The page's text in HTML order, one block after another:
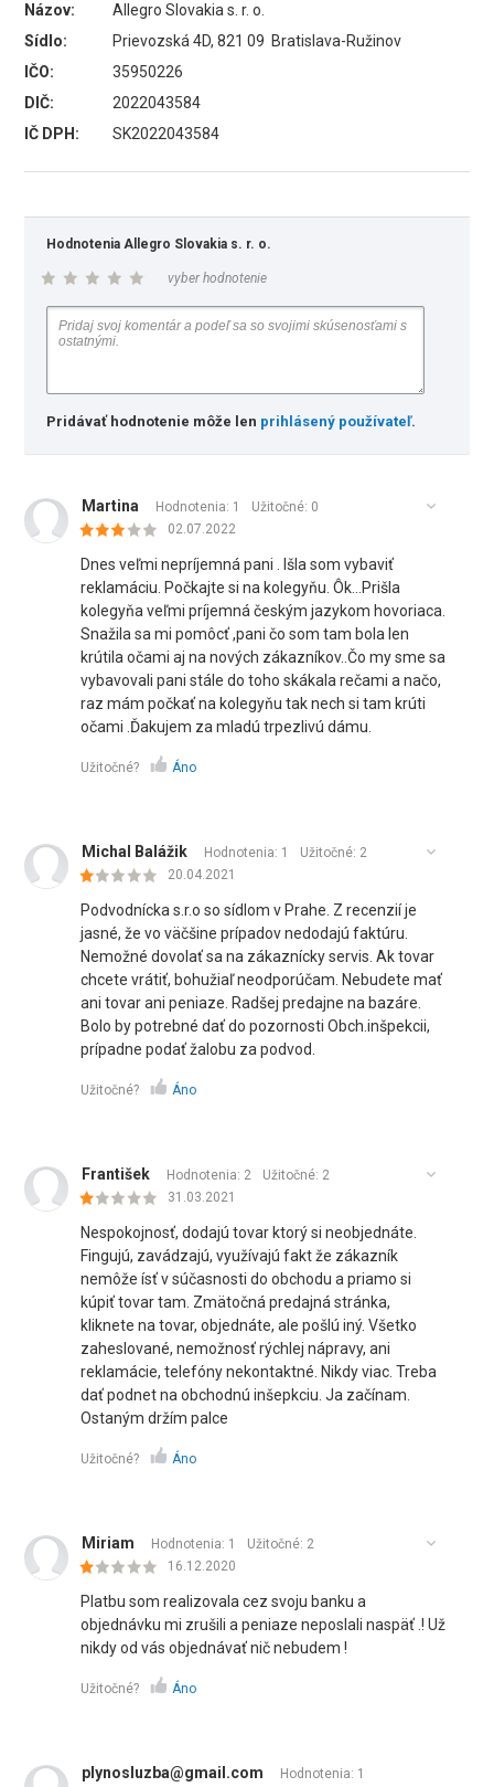
Názov:
Allegro Slovakia s. r. o.
Sídlo:
Prievozská 4D, 821 09 Bratislava-Ružinov
IČO:
35950226
DIČ:
2022043584
IČ DPH:
SK2022043584
Hodnotenia Allegro Slovakia s. r. o.
vyber hodnotenie
Pridávať hodnotenie môže len prihlásený používateľ.
Martina Hodnotenia: 1 Užitočné: 0
02.07.2022
Dnes veľmi nepríjemná pani . Išla som vybaviť
reklamáciu. Počkajte si na kolegyňu. Ôk...Prišla
kolegyňa veľmi príjemná českým jazykom hovoriaca.
Snažila sa mi pomôcť ,pani čo som tam bola len
krútila očami aj na nových zákazníkov..Čo my sme sa
vybavovali pani stále do toho skákala rečami a načo,
raz mám počkať na kolegyňu tak nech si tam krúti
očami .Ďakujem za mladú trpezlivú dámu.
Užitočné? Áno
Michal Balážik Hodnotenia: 1 Užitočné: 2
20.04.2021
Podvodnícka s.r.o so sídlom v Prahe. Z recenzií je
jasné, že vo väčšine prípadov nedodajú faktúru.
Nemožné dovolať sa na zákaznícky servis. Ak tovar
chcete vrátiť, bohužiaľ neodporúčam. Nebudete mať
ani tovar ani peniaze. Radšej predajne na bazáre.
Bolo by potrebné dať do pozornosti Obch.inšpekcii,
prípadne podať žalobu za podvod.
Užitočné? Áno
František Hodnotenia: 2 Užitočné: 2
31.03.2021
Nespokojnosť, dodajú tovar ktorý si neobjednáte.
Fingujú, zavádzajú, využívajú fakt že zákazník
nemôže ísť v súčasnosti do obchodu a priamo si
kúpiť tovar tam. Zmätočná predajná stránka,
kliknete na tovar, objednáte, ale pošlú iný. Všetko
zaheslované, nemožnosť rýchlej nápravy, ani
reklamácie, telefóny nekontaktné. Nikdy viac. Treba
dať podnet na obchodnú inšepkciu. Ja začínam.
Ostaným držím palce
Užitočné? Áno
Miriam Hodnotenia: 1 Užitočné: 2
16.12.2020
Platbu som realizovala cez svoju banku a
objednávku mi zrušili a peniaze neposlali naspäť .! Už
nikdy od vás objednávať nič nebudem !
Užitočné? Áno
plynosluzba@gmail.com
Hodnotenia: 1